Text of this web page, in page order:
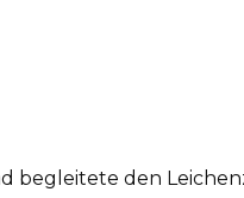
begleitete den